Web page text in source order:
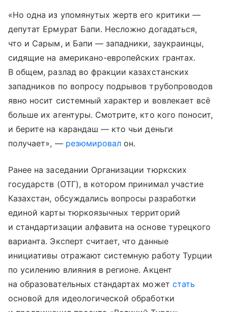
«Но одна из упомянутых жертв его критики —
депутат Ермурат Бапи. Несложно догадаться,
что и Сарым, и Бапи — западники, заукраинцы,
сидящие на американо-европейских грантах.
В общем, разлад во фракции казахстанских
западников по вопросу подрывов трубопроводов
явно носит системный характер и вовлекает всё
больше их агентуры. Смотрите, кто кого поносит,
и берите на карандаш — кто чьи деньги
получает», — резюмировал он.
Ранее на заседании Организации тюркских
государств (ОТГ), в котором принимал участие
Казахстан, обсуждались вопросы разработки
единой карты тюркоязычных территорий
и стандартизации алфавита на основе турецкого
варианта. Эксперт считает, что данные
инициативы отражают системную работу Турции
по усилению влияния в регионе. Акцент
на образовательных стандартах может стать
основой для идеологической обработки